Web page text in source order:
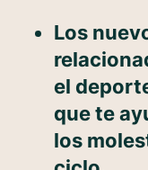
Los
el
que te
los